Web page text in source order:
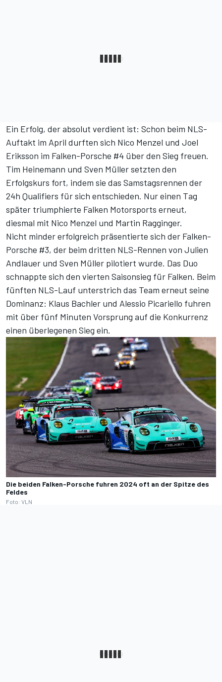
Ein Erfolg, der absolut verdient ist: Schon beim NLS-
Auftakt im April durften sich Nico Menzel und Joel
Eriksson im Falken-Porsche #4 über den Sieg freuen.
Tim Heinemann und Sven Müller setzten den
Erfolgskurs fort, indem sie das Samstagsrennen der
24h Qualifiers für sich entschieden. Nur einen Tag
später triumphierte Falken Motorsports erneut,
diesmal mit Nico Menzel und Martin Ragginger.
Nicht minder erfolgreich präsentierte sich der Falken-
Porsche #3, der beim dritten NLS-Rennen von Julien
Andlauer und Sven Müller pilotiert wurde. Das Duo
schnappte sich den vierten Saisonsieg für Falken. Beim
fünften NLS-Lauf unterstrich das Team erneut seine
Dominanz: Klaus Bachler und Alessio Picariello fuhren
mit über fünf Minuten Vorsprung auf die Konkurrenz
einen überlegenen Sieg ein.
Die beiden Falken-Porsche fuhren 2024 oft an der Spitze des
Feldes
Foto: VLN